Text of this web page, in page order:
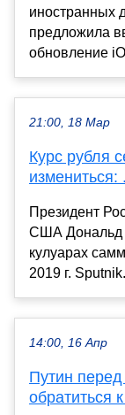
иностранных
предложила
обновление
21:00, 18 Мар
Курс рубля
измениться:
Президент
США Дональд
кулуарах
2019 г.
14:00, 16 Апр
Путин
обратиться